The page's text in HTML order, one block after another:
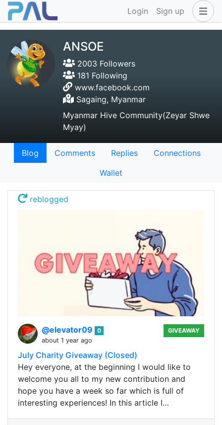
Login Sign up
ANSOE
2003 Followers
181 Following
www.facebook.com
Sagaing, Myanmar
Myanmar Hive Community(Zeyar Shwe
Myay)
Blog Comments Replies
Connections
Wallet
reblogged
@elevator09
0
about 1 year ago
GIVEAWAY
July Charity Giveaway (Closed)
Hey everyone, at the beginning I would like to
welcome you all to my new contribution and
hope you have a week so far which is full of
interesting experiences! In this article I…